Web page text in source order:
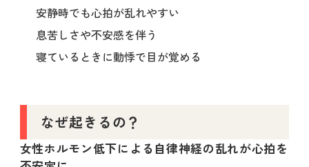
安静時でも心拍が乱れやすい
息苦しさや不安感を伴う
寝ているときに動悸で目が覚める
なぜ起きるの？
女性ホルモン低下による自律神経の乱れが心拍を